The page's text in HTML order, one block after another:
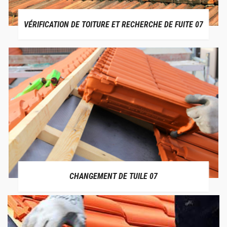
VÉRIFICATION DE TOITURE ET RECHERCHE DE FUITE 07
CHANGEMENT DE TUILE 07